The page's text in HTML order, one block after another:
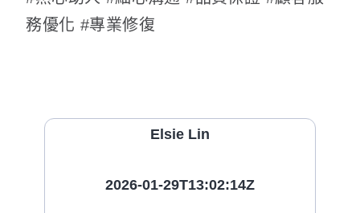
務優化 #專業修復
Elsie Lin
2026-01-29T13:02:14Z